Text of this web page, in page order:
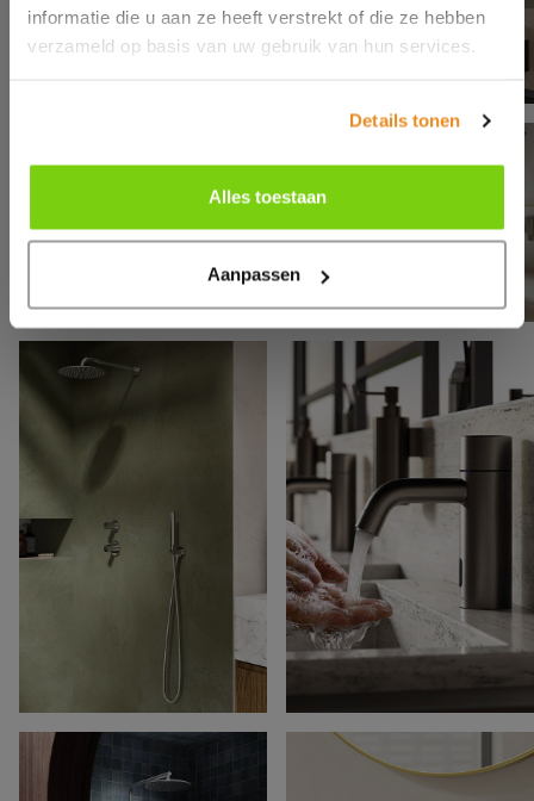
informatie die u aan ze heeft verstrekt of die ze hebben
verzameld op basis van uw gebruik van hun services.
Details tonen
Alles toestaan
Aanpassen